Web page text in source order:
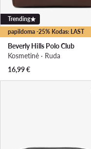
papildoma -25% Kodas: LAST
Trending
Beverly Hills Polo Club
Kosmetinė · Ruda
16,99€